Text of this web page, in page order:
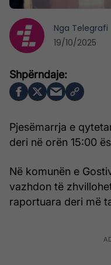
Pjesëmarrja e
deri në orën 15:00
Në komunën e
vazhdon të
raportuara deri më
Nga Telegrafi
19/10/2025